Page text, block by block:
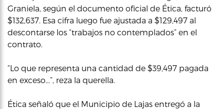
Graniela, según el documento oficial de Ética, facturó
$132,637. Esa cifra luego fue ajustada a $129,497 al
descontarse los “trabajos no contemplados” en el
contrato.
“Lo que representa una cantidad de $39,497 pagada
en exceso…”, reza la querella.
Ética señaló que el Municipio de Lajas entregó a la